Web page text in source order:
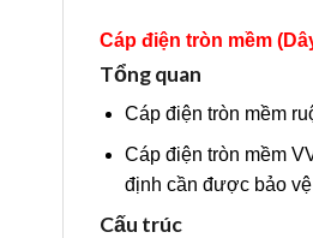
Cáp điện tròn mềm
Tổng quan
Cáp điện tròn mềm
Cáp điện tròn mềm
định cần được bảo
Cấu trúc